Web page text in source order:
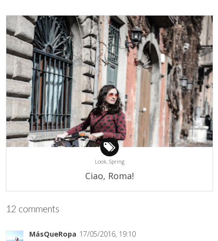
Look, Spring
Ciao, Roma!
12 comments
MásQueRopa 17/05/2016, 19:10